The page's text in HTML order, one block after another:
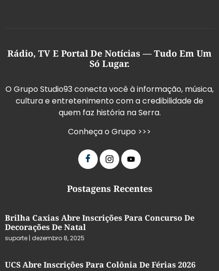
Rádio, TV E Portal De Notícias — Tudo Em Um
Só Lugar.
O Grupo Studio93 conecta você à informação, música,
cultura e entretenimento com a credibilidade de
quem faz história na Serra.
Conheça o Grupo >>>
Postagens Recentes
Brilha Caxias Abre Inscrições Para Concurso De
Decorações De Natal
suporte dezembro 8, 2025
UCS Abre Inscrições Para Colônia De Férias 2026